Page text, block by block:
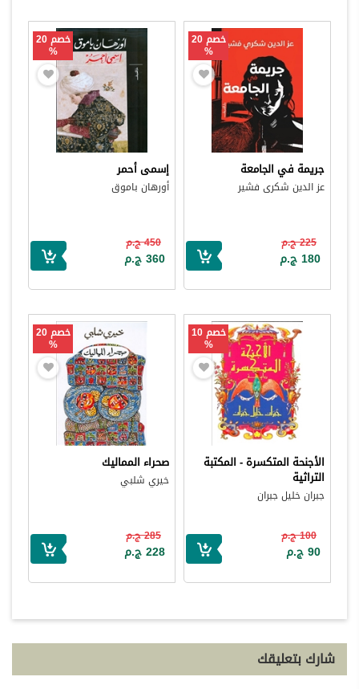
خصم 20
%
جريمة في الجامعة
عز الدين شكرى فشير
225 ج.م
180 ج.م
خصم 20
%
إسمى أحمر
أورهان باموق
450 ج.م
360 ج.م
خصم 10
%
الأجنحة المتكسرة - المكتبة
التراثية
جبران خليل جبران
100 ج.م
90 ج.م
خصم 20
%
صحراء المماليك
خيري شلبي
285 ج.م
228 ج.م
شارك بتعليقك